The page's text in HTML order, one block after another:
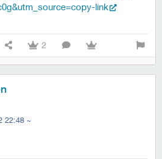
link
2
22:48 ~